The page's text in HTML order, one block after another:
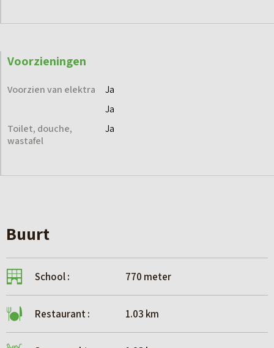
Voorzieningen
Voorzien van elektra
Ja
Ja
Toilet, douche,
wastafel
Ja
Buurt
School : 770 meter
Restaurant : 1.03 km